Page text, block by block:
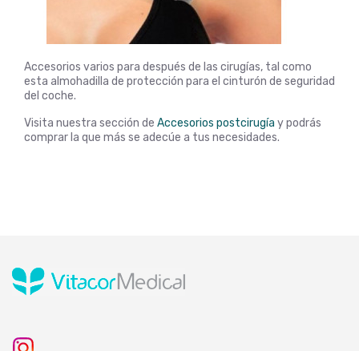
Accesorios varios para después de las cirugías, tal como
esta almohadilla de protección para el cinturón de seguridad
del coche.
Visita nuestra sección de Accesorios postcirugía y podrás
comprar la que más se adecúe a tus necesidades.